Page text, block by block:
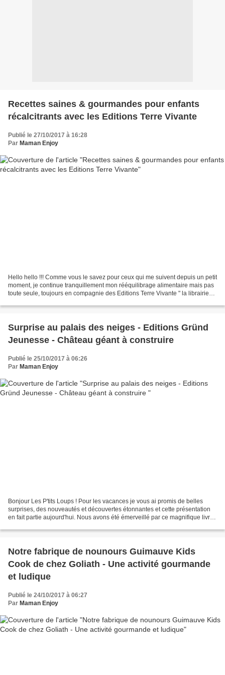
Recettes saines & gourmandes pour enfants
récalcitrants avec les Editions Terre Vivante
Publié le 27/10/2017 à 16:28
Par Maman Enjoy
Hello hello !!! Comme vous le savez pour ceux qui me suivent depuis un petit
moment, je continue tranquillement mon rééquilibrage alimentaire mais pas
toute seule, toujours en compagnie des Editions Terre Vivante " la librairie
Surprise au palais des neiges - Editions Gründ
Jeunesse - Château géant à construire
Publié le 25/10/2017 à 06:26
Par Maman Enjoy
Bonjour Les P'tits Loups ! Pour les vacances je vous ai promis de belles
surprises, des nouveautés et découvertes étonnantes et cette présentation
en fait partie aujourd'hui. Nous avons été émerveillé par ce magnifique livre
Notre fabrique de nounours Guimauve Kids
Cook de chez Goliath - Une activité gourmande
et ludique
Publié le 24/10/2017 à 06:27
Par Maman Enjoy